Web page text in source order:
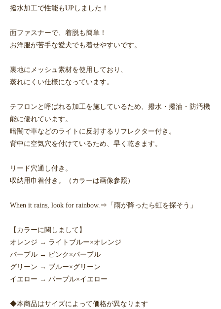
撥水加工で性能もUPしました！
面ファスナーで、着脱も簡単！
お洋服が苦手な愛犬でも着せやすいです。
裏地にメッシュ素材を使用しており、
蒸れにくい仕様になっています。
テフロンと呼ばれる加工を施しているため、撥水・撥油・防汚機
能に優れています。
暗闇で車などのライトに反射するリフレクター付き。
背中に空気穴を付けているため、早く乾きます。
リード穴通し付き。
収納用巾着付き。（カラーは画像参照）
When it rains, look for rainbow.⇒「雨が降ったら虹を探そう」
【カラーに関しまして】
オレンジ → ライトブルー×オレンジ
パープル → ピンク×パープル
グリーン → ブルー×グリーン
イエロー → パープル×イエロー
◆本商品はサイズによって価格が異なります